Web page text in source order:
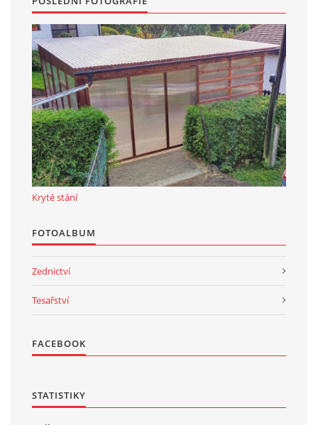
Kryté stání
FOTOALBUM
Zednictví
Tesařství
FACEBOOK
STATISTIKY